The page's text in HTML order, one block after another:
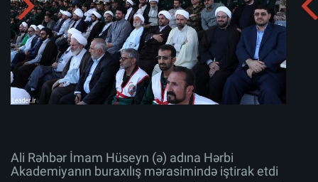
Albomu yüklə:
Ali Rəhbər İmam Hüseyn (ə) adına Hərbi
Akademiyanın buraxılış mərasimində iştirak etdi